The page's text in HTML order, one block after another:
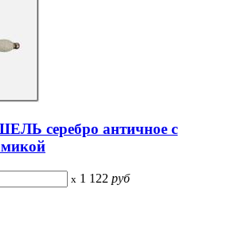
серебро античное с
x 1 122 руб